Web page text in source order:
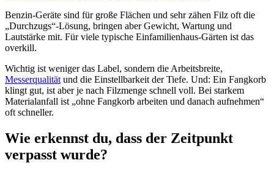
Benzin-Geräte sind für große Flächen und sehr zähen Filz oft die
„Durchzugs“-Lösung, bringen aber Gewicht, Wartung und
Lautstärke mit. Für viele typische Einfamilienhaus-Gärten ist das
overkill.
Wichtig ist weniger das Label, sondern die Arbeitsbreite,
Messerqualität und die Einstellbarkeit der Tiefe. Und: Ein Fangkorb
klingt gut, ist aber je nach Filzmenge schnell voll. Bei starkem
Materialanfall ist „ohne Fangkorb arbeiten und danach aufnehmen“
oft schneller.
Wie erkennst du, dass der Zeitpunkt
verpasst wurde?